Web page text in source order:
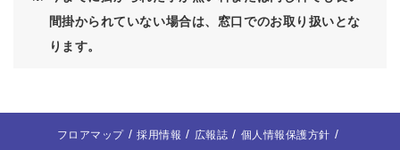
間掛かられていない場合は、 窓口でのお取り扱いとな
ります。
フロアマップ 採用情報 広報誌
個人情報保護方針